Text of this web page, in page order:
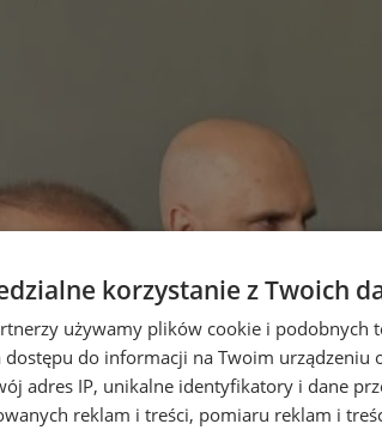
korzystanie z Twoich
używamy plików cookie i podobnych
dostępu do informacji na Twoim urządzeniu
adres IP, unikalne identyfikatory i dane
reklam i treści, pomiaru reklam i